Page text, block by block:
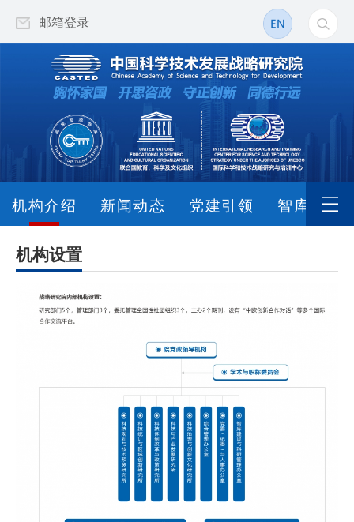
邮箱登录
机构介绍 新闻动态 党建引领 智库动态
机构设置